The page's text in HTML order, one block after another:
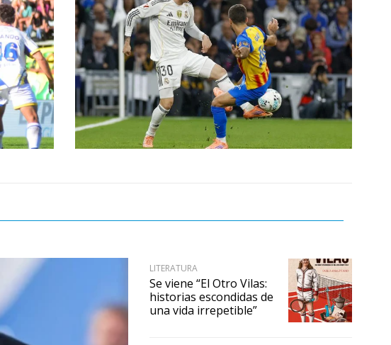
LITERATURA
Se viene “El Otro Vilas:
historias escondidas de
una vida irrepetible”